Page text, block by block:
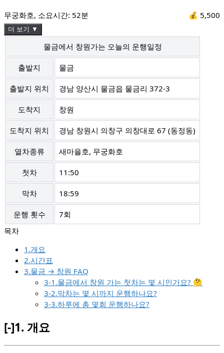
무궁화호, 소요시간: 52분 💰 5,500
더 보기 ▼
물금에서 창원가는 오늘의 운행일정
출발지 물금
출발지 위치 경남 양산시 물금읍 물금리 372-3
도착지 창원
도착지 위치 경남 창원시 의창구 의창대로 67 (동정동)
열차종류 새마을호, 무궁화호
첫차 11:50
막차 18:59
운행 횟수 7회
1.개요
2.시간표
3.물금 → 창원 FAQ
3-1.물금에서 창원 가는 첫차는 몇 시인가요? 🤔
3-2.막차는 몇 시까지 운행하나요?
3-3.하루에 총 몇회 운행하나요?
[-]1. 개요